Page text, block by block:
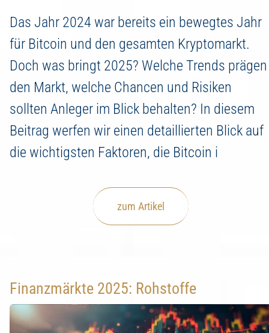
Das Jahr 2024 war bereits ein bewegtes Jahr
für Bitcoin und den gesamten Kryptomarkt.
Doch was bringt 2025? Welche Trends prägen
den Markt, welche Chancen und Risiken
sollten Anleger im Blick behalten? In diesem
Beitrag werfen wir einen detaillierten Blick auf
die wichtigsten Faktoren, die Bitcoin i
zum Artikel
Finanzmärkte 2025: Rohstoffe